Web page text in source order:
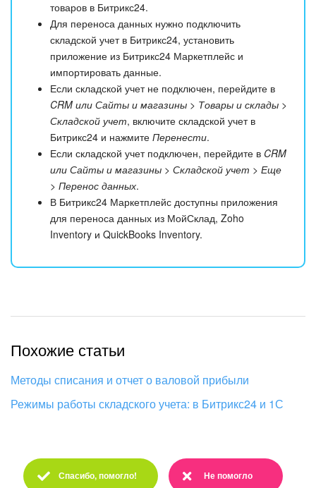
товаров в Битрикс24.
Для переноса данных нужно подключить
складской учет в Битрикс24, установить
приложение из Битрикс24 Маркетплейс и
импортировать данные.
Если складской учет не подключен, перейдите в
CRM или Сайты и магазины > Товары и склады >
Складской учет, включите складской учет в
Битрикс24 и нажмите Перенести.
Если складской учет подключен, перейдите в CRM
или Сайты и магазины > Складской учет > Еще
> Перенос данных.
В Битрикс24 Маркетплейс доступны приложения
для переноса данных из МойСклад, Zoho
Inventory и QuickBooks Inventory.
Похожие статьи
Методы списания и отчет о валовой прибыли
Режимы работы складского учета: в Битрикс24 и 1С
Спасибо, помогло! Не помогло